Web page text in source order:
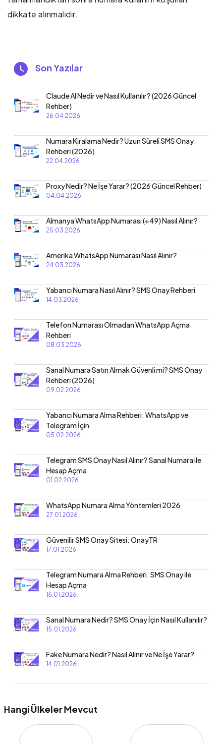
dikkate alınmalıdır.
Son Yazılar
Claude AI Nedir ve Nasıl Kullanılır? (2026 Güncel
Rehber)
26.04.2026
Numara Kiralama Nedir? Uzun Süreli SMS Onay
Rehberi (2026)
22.04.2026
Proxy Nedir? Ne İşe Yarar? (2026 Güncel Rehber)
04.04.2026
Almanya WhatsApp Numarası (+49) Nasıl Alınır?
25.03.2026
Amerika WhatsApp Numarası Nasıl Alınır?
24.03.2026
Yabancı Numara Nasıl Alınır? SMS Onay Rehberi
14.03.2026
Telefon Numarası Olmadan WhatsApp Açma
Rehberi
08.03.2026
Sanal Numara Satın Almak Güvenli mi? SMS Onay
Rehberi (2026)
09.02.2026
Yabancı Numara Alma Rehberi: WhatsApp ve
Telegram İçin
05.02.2026
Telegram SMS Onay Nasıl Alınır? Sanal Numara ile
Hesap Açma
01.02.2026
WhatsApp Numara Alma Yöntemleri 2026
27.01.2026
Güvenilir SMS Onay Sitesi: OnayTR
17.01.2026
Telegram Numara Alma Rehberi: SMS Onay ile
Hesap Açma
16.01.2026
Sanal Numara Nedir? SMS Onay İçin Nasıl Kullanılır?
15.01.2026
Fake Numara Nedir? Nasıl Alınır ve Ne İşe Yarar?
14.01.2026
Hangi Ülkeler Mevcut